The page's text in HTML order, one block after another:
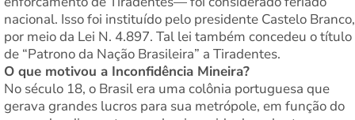
nacional. Isso foi instituído pelo presidente Castelo Branco,
por meio da Lei N. 4.897. Tal lei também concedeu o título
de “Patrono da Nação Brasileira” a Tiradentes.
O que motivou a Inconfidência Mineira?
No século 18, o Brasil era uma colônia portuguesa que
gerava grandes lucros para sua metrópole, em função do